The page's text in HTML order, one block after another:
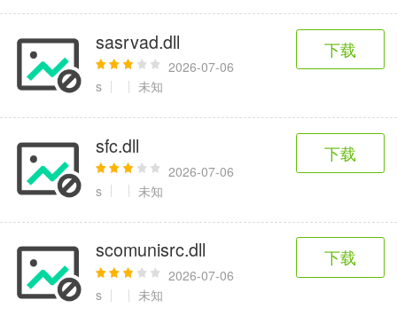
医疗健康
6千+款应用
母婴育儿
2百+款应用
趣味娱乐
3千+款应用
9百+款应用
sasrvad.dll
2026-07-06
s
未知
下载
sfc.dll
2026-07-06
s
未知
下载
scomunisrc.dll
2026-07-06
s
未知
下载